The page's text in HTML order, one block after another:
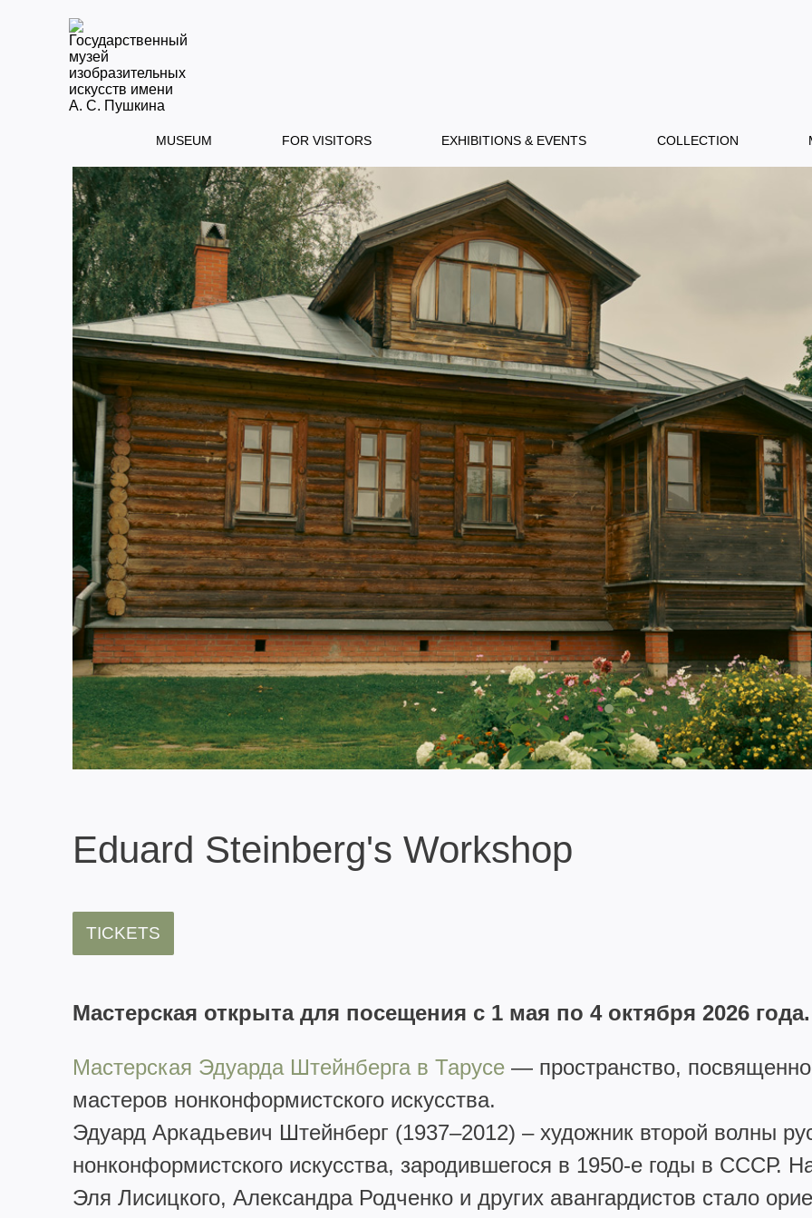
MUSEUM FOR VISITORS EXHIBITIONS & EVENTS COLLECTION
Eduard Steinberg's Workshop
TICKETS
Мастерская открыта для посещения с 1 мая по 4 октября 2026 года.
Мастерская Эдуарда Штейнберга в Тарусе — пространство,
мастеров нонконформистского искусства.
Эдуард Аркадьевич Штейнберг (1937–2012) – художник второй волны
нонконформистского искусства, зародившегося в 1950-е годы в СССР.
Эля Лисицкого, Александра Родченко и других авангардистов стало